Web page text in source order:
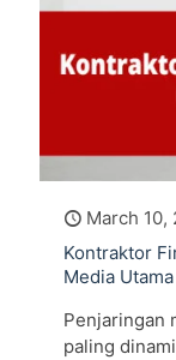
March 10,
Kontraktor
Media Utama
Penjaringan
paling